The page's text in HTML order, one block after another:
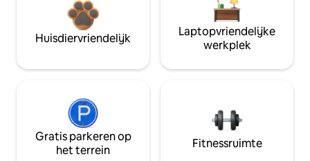
Huisdiervriendelijk
Laptopvriendelijke
werkplek
Gratis parkeren op
het terrein
Fitnessruimte